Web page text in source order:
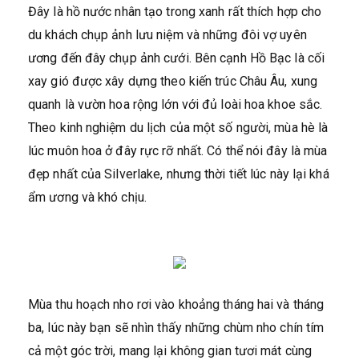
Đây là hồ nước nhân tạo trong xanh rất thích hợp cho
du khách chụp ảnh lưu niệm và những đôi vợ uyên
ương đến đây chụp ảnh cưới. Bên cạnh Hồ Bạc là cối
xay gió được xây dựng theo kiến trúc Châu Âu, xung
quanh là vườn hoa rộng lớn với đủ loài hoa khoe sắc.
Theo kinh nghiệm du lịch của một số người, mùa hè là
lúc muôn hoa ở đây rực rỡ nhất. Có thể nói đây là mùa
đẹp nhất của Silverlake, nhưng thời tiết lúc này lại khá
ẩm ương và khó chịu.
Mùa thu hoạch nho rơi vào khoảng tháng hai và tháng
ba, lúc này bạn sẽ nhìn thấy những chùm nho chín tím
cả một góc trời, mang lại không gian tươi mát cùng